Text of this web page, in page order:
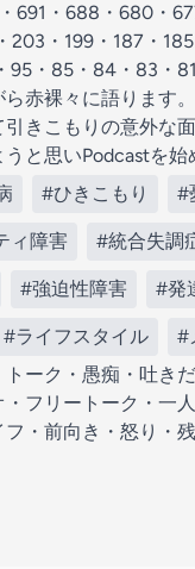
691・688・680・
・199・187・
95・85・84・83・
赤裸々に語ります
きこもりの意外な
と思いPodcastを始
#ひきこもり #
ィ障害 #統合失調
#強迫性障害 #発
#ライフスタイル
#
ーク・愚痴・吐き
フリートーク・一
・前向き・怒り・